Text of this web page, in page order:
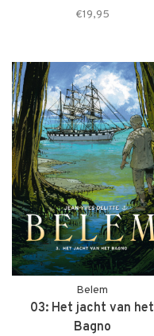
€19,95
Belem
03: Het jacht van het
Bagno